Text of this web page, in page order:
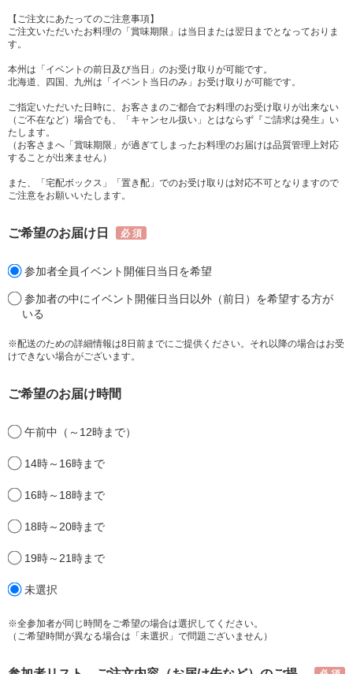
【ご注文にあたってのご注意事項】
ご注文いただいたお料理の「賞味期限」は当日または翌日までとなっておりま
す。
本州は「イベントの前日及び当日」のお受け取りが可能です。
北海道、四国、九州は「イベント当日のみ」お受け取りが可能です。
ご指定いただいた日時に、お客さまのご都合でお料理のお受け取りが出来ない
（ご不在など）場合でも、「キャンセル扱い」とはならず『ご請求は発生』い
たします。
（お客さまへ「賞味期限」が過ぎてしまったお料理のお届けは品質管理上対応
することが出来ません）
また、「宅配ボックス」「置き配」でのお受け取りは対応不可となりますので
ご注意をお願いいたします。
ご希望のお届け日
参加者全員イベント開催日当日を希望
参加者の中にイベント開催日当日以外（前日）を希望する方が
いる
※配送のための詳細情報は8日前までにご提供ください。それ以降の場合はお受
けできない場合がございます。
ご希望のお届け時間
午前中（～12時まで）
14時～16時まで
16時～18時まで
18時～20時まで
19時～21時まで
未選択
※全参加者が同じ時間をご希望の場合は選択してください。
（ご希望時間が異なる場合は「未選択」で問題ございません）